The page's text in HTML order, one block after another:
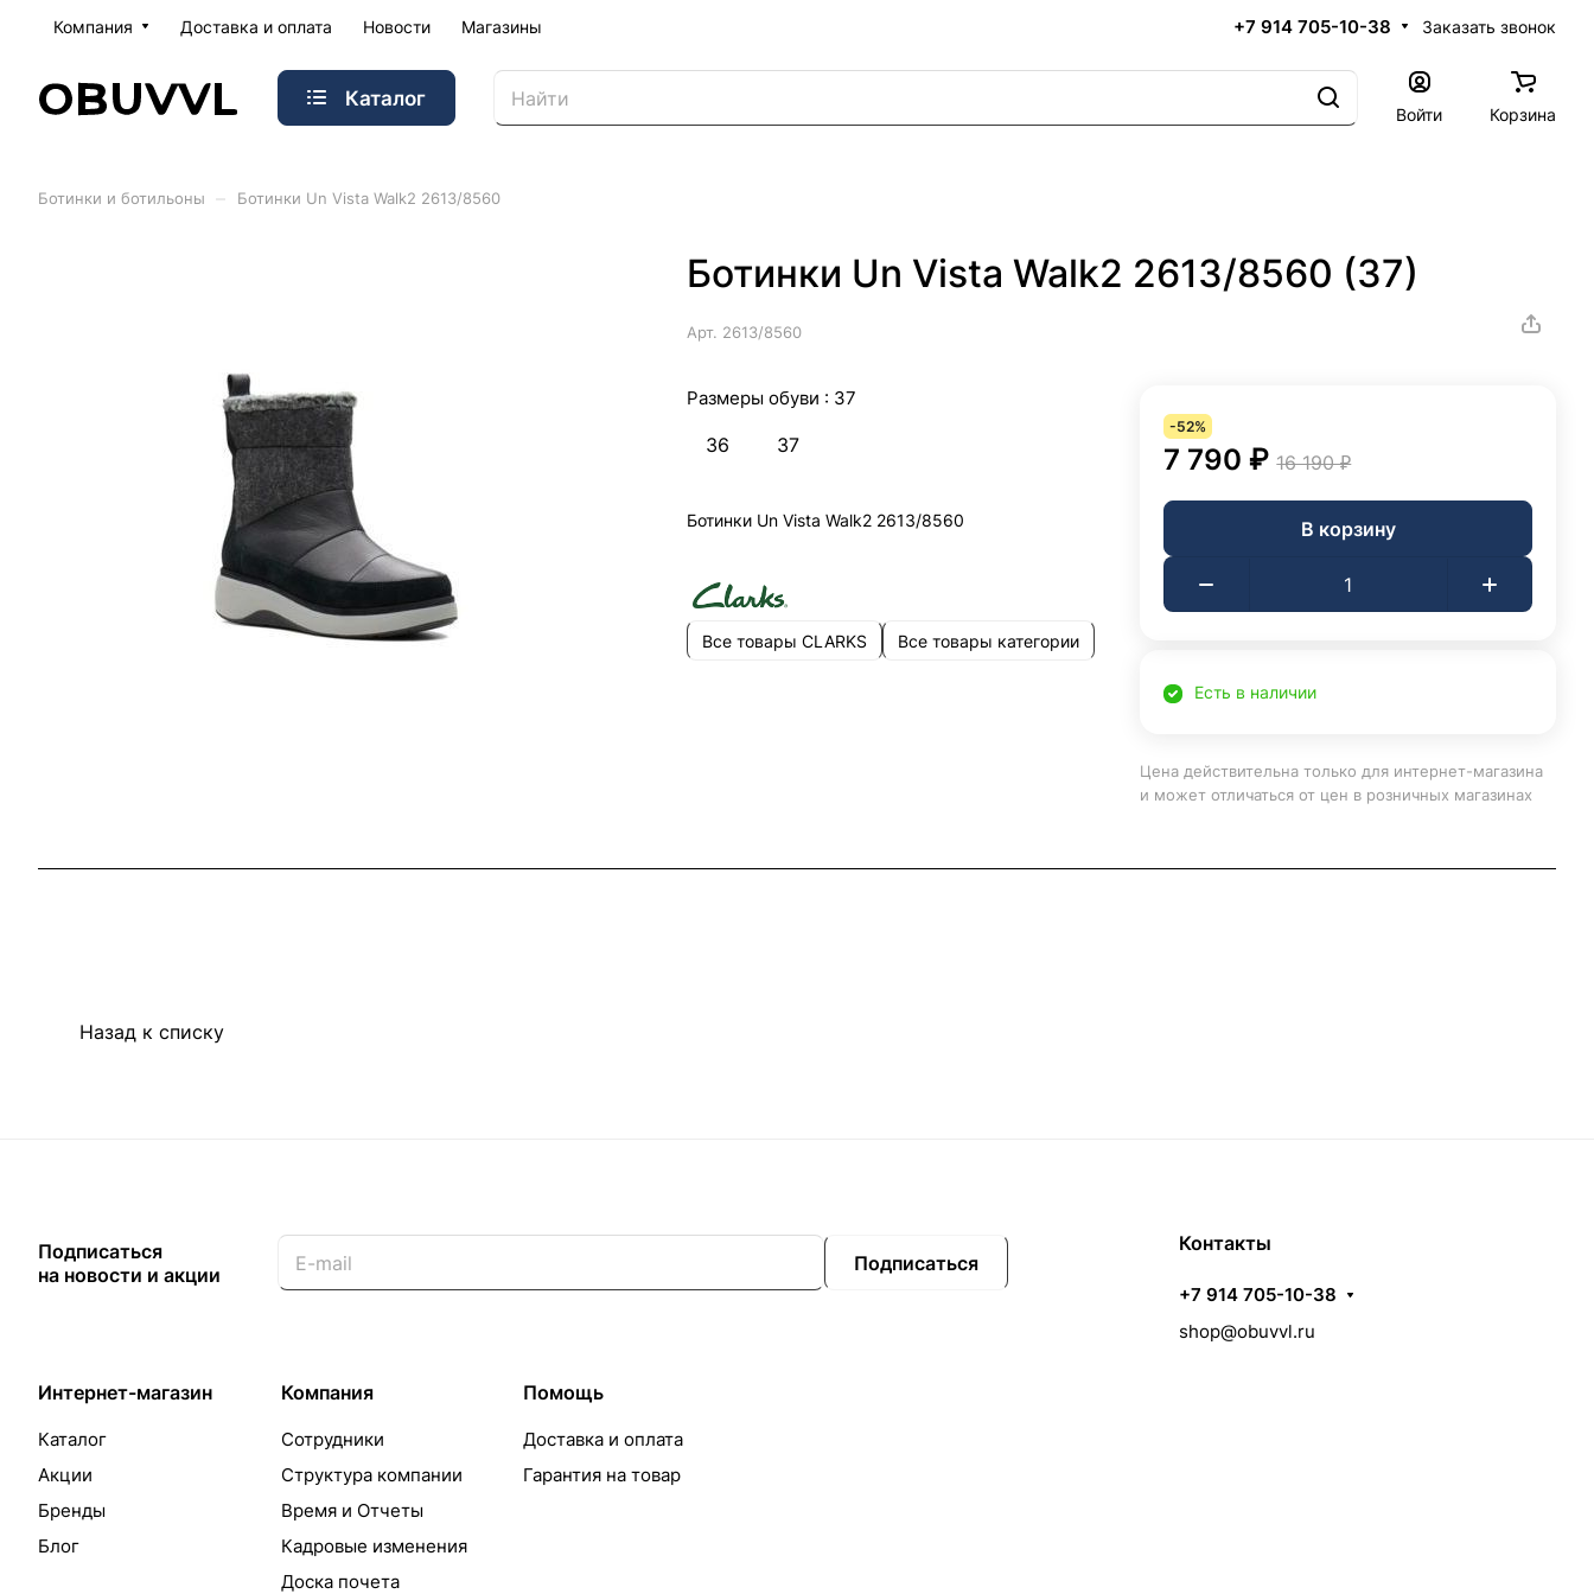
Компания Доставка и оплата Новости Магазины +7 914 705-10-38 Заказать звонок
Каталог
Войти Корзина
Ботинки и ботильоны Ботинки Un Vista Walk2 2613/8560
Ботинки Un Vista Walk2 2613/8560 (37)
Арт. 2613/8560
Размеры обуви : 37
36 37
Ботинки Un Vista Walk2 2613/8560
Все товары CLARKS Все товары категории
-52%
7 790 ₽ 16 190 ₽
В корзину
Есть в наличии
Цена действительна только для интернет-магазина
и может отличаться от цен в розничных магазинах
Назад к списку
Подписаться
на новости и акции
Подписаться
Интернет-магазин
Каталог
Акции
Бренды
Блог
Компания
Сотрудники
Структура компании
Время и Отчеты
Кадровые изменения
Доска почета
Помощь
Доставка и оплата
Гарантия на товар
Контакты
+7 914 705-10-38
shop@obuvvl.ru